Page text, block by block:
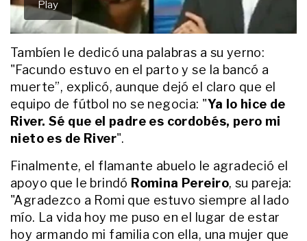
Tambíen le dedicó una palabras a su yerno:
"Facundo estuvo en el parto y se la bancó a
muerte”, explicó, aunque dejó el claro que el
equipo de fútbol no se negocia: "Ya lo hice de
River. Sé que el padre es cordobés, pero mi
nieto es de River".
Finalmente, el flamante abuelo le agradeció el
apoyo que le brindó Romina Pereiro, su pareja:
"Agradezco a Romi que estuvo siempre al lado
mío. La vida hoy me puso en el lugar de estar
hoy armando mi familia con ella, una mujer que
ENTRETENIMIENTO
Las fotos del baby shower
sorpresa de Juli Puente:
emociones a flor de piel,
decoración al aire libre y una tarde
de creatividad para Serena
ENTRETENIMIENTO
La emoción de Wanda Nara tras
ganar su primer Martín Fierro
como Mejor Conductora: “Soñaba
con este premio cuando ni
ENTRETENIMIENTO
Alberto Cormillot le hizo frente en
vivo a los rumores de embarazo de
Estefanía Pasquini
ENTRETENIMIENTO